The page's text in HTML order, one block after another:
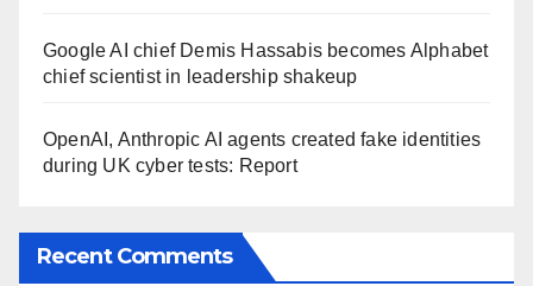
Google AI chief Demis Hassabis becomes Alphabet
chief scientist in leadership shakeup
OpenAI, Anthropic AI agents created fake identities
during UK cyber tests: Report
Recent Comments